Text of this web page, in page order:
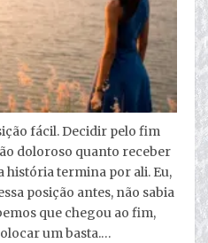
fácil. Decidir pelo fim
doloroso quanto receber
história termina por ali. Eu,
posição antes, não sabia
que chegou ao fim,
um basta.…